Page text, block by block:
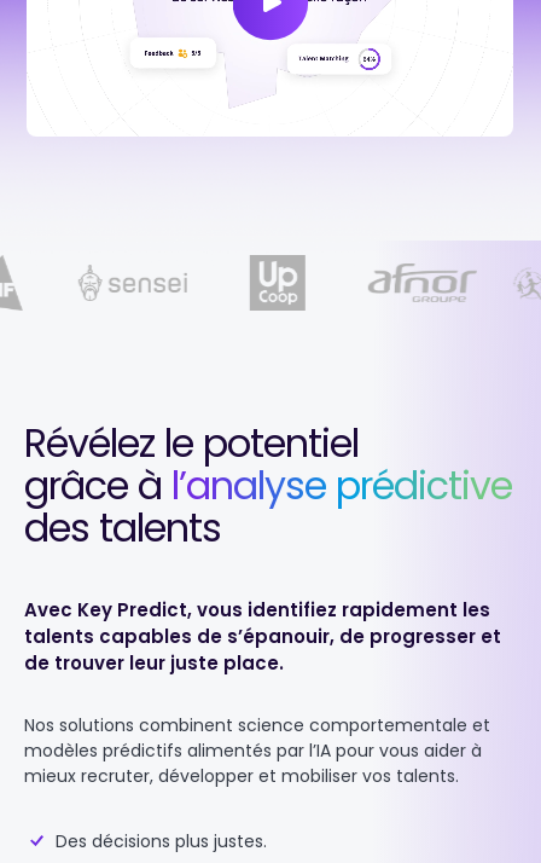
Révélez le potentiel
grâce à l’analyse prédictive
des talents
Avec Key Predict, vous identifiez rapidement les
talents capables de s’épanouir, de progresser et
de trouver leur juste place.
Nos solutions combinent science comportementale et
modèles prédictifs alimentés par l’IA pour vous aider à
mieux recruter, développer et mobiliser vos talents.
Des décisions plus justes.